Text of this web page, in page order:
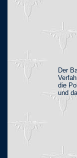
Der
die
und